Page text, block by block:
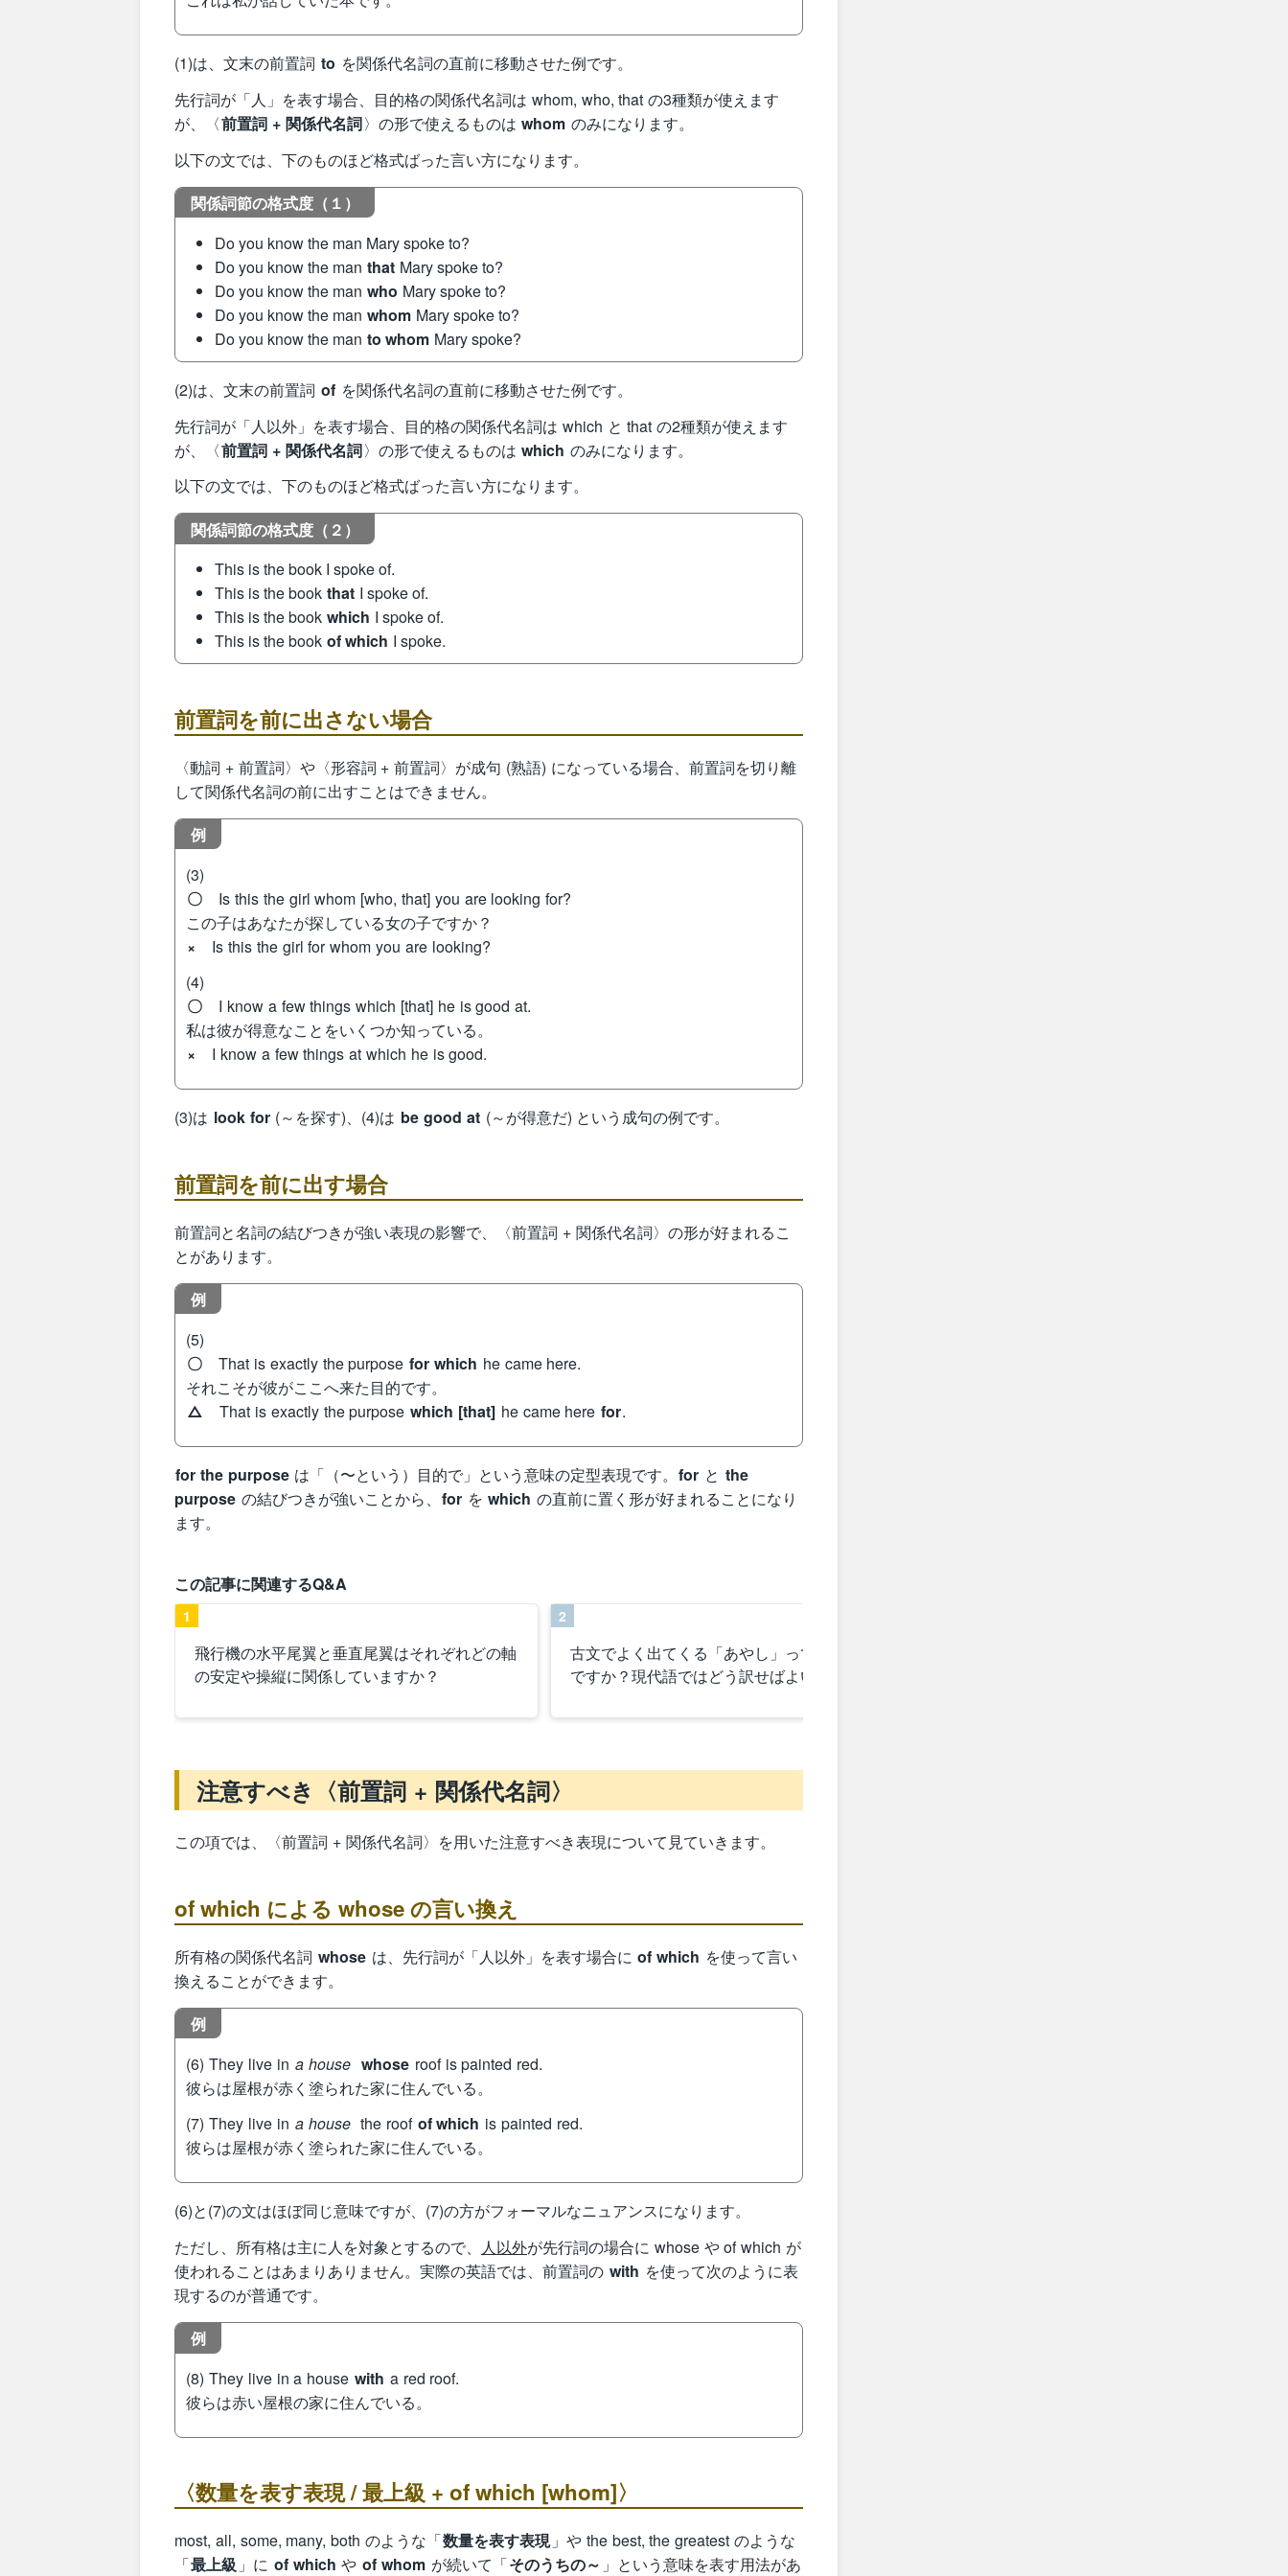
(1)は、文末の前置詞 to を関係代名詞の直前に移動させた例です。
先行詞が「人」を表す場合、目的格の関係代名詞は whom, who, that の3種類が使えます
が、〈前置詞 + 関係代名詞〉の形で使えるものは whom のみになります。
以下の文では、下のものほど格式ばった言い方になります。
関係詞節の格式度（１）
Do you know the man Mary spoke to?
Do you know the man that Mary spoke to?
Do you know the man who Mary spoke to?
Do you know the man whom Mary spoke to?
Do you know the man to whom Mary spoke?
(2)は、文末の前置詞 of を関係代名詞の直前に移動させた例です。
先行詞が「人以外」を表す場合、目的格の関係代名詞は which と that の2種類が使えます
が、〈前置詞 + 関係代名詞〉の形で使えるものは which のみになります。
以下の文では、下のものほど格式ばった言い方になります。
関係詞節の格式度（２）
This is the book I spoke of.
This is the book that I spoke of.
This is the book which I spoke of.
This is the book of which I spoke.
前置詞を前に出さない場合
〈動詞 + 前置詞〉や〈形容詞 + 前置詞〉が成句 (熟語) になっている場合、前置詞を切り離
して関係代名詞の前に出すことはできません。
例
(3)
〇 Is this the girl whom [who, that] you are looking for?
この子はあなたが探している女の子ですか？
× Is this the girl for whom you are looking?
(4)
〇 I know a few things which [that] he is good at.
私は彼が得意なことをいくつか知っている。
× I know a few things at which he is good.
(3)は look for (～を探す)、(4)は be good at (～が得意だ) という成句の例です。
前置詞を前に出す場合
前置詞と名詞の結びつきが強い表現の影響で、〈前置詞 + 関係代名詞〉の形が好まれるこ
とがあります。
例
(5)
〇 That is exactly the purpose for which he came here.
それこそが彼がここへ来た目的です。
△ That is exactly the purpose which [that] he came here for.
for the purpose は「（〜という）目的で」という意味の定型表現です。 for と the
purpose の結びつきが強いことから、 for を which の直前に置く形が好まれることになり
ます。
この記事に関連するQ&A
飛行機の水平尾翼と垂直尾翼はそれぞれどの軸
の安定や操縦に関係していますか？
1
古文でよく出てくる「あやし」ってどんな意味
ですか？現代語ではどう訳せばよいですか。
2
注意すべき〈前置詞 + 関係代名詞〉
この項では、〈前置詞 + 関係代名詞〉を用いた注意すべき表現について見ていきます。
of which による whose の言い換え
所有格の関係代名詞 whose は、先行詞が「人以外」を表す場合に of which を使って言い
換えることができます。
例
(6) They live in a house whose roof is painted red.
彼らは屋根が赤く塗られた家に住んでいる。
(7) They live in a house the roof of which is painted red.
彼らは屋根が赤く塗られた家に住んでいる。
(6)と(7)の文はほぼ同じ意味ですが、(7)の方がフォーマルなニュアンスになります。
ただし、所有格は主に人を対象とするので、 人以外が先行詞の場合に whose や of which が
使われることはあまりありません。実際の英語では、前置詞の with を使って次のように表
現するのが普通です。
例
(8) They live in a house with a red roof.
彼らは赤い屋根の家に住んでいる。
〈数量を表す表現 / 最上級 + of which [whom]〉
most, all, some, many, both のような「数量を表す表現 」や the best, the greatest のような
「最上級 」に of which や of whom が続いて「そのうちの～ 」という意味を表す用法があ